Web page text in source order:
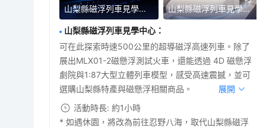
山梨縣磁浮列車見學中心 山梨縣磁浮列車見學中心
山梨縣磁浮列車見學中心 ：
可在此探索時速500公里的超導磁浮高速列車。除了
展出MLX01-2磁懸浮測試火車，還能透過 4D 磁懸浮
劇院與1:87大型立體列車模型，感受高速震撼，並可
選購山梨縣特產與磁懸浮相關商品。
展開
活動時長: 約1小時
* 如遇休園，將改為前往忍野八海，取代山梨縣磁浮